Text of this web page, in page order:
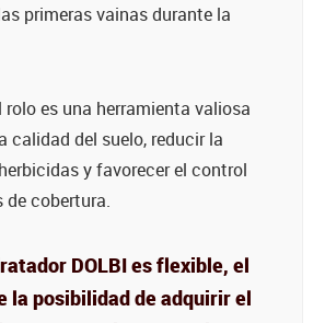
primeras vainas durante la
rolo es una herramienta valiosa
calidad del suelo, reducir la
y favorecer el control
cobertura.
DOLBI es flexible, el
la posibilidad de adquirir el